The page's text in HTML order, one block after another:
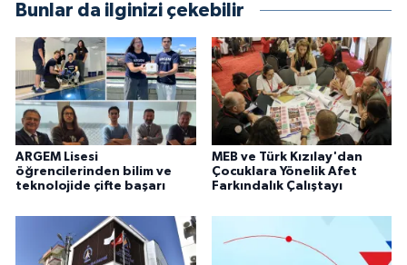
Bunlar da ilginizi çekebilir
ARGEM Lisesi
öğrencilerinden bilim ve
teknolojide çifte başarı
MEB ve Türk Kızılay'dan
Çocuklara Yönelik Afet
Farkındalık Çalıştayı